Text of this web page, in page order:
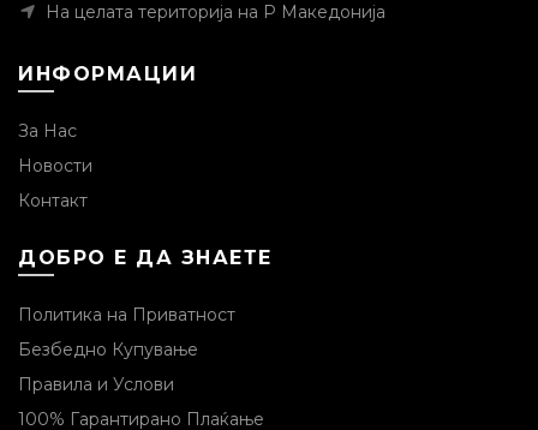
На целата територија на Р Македонија
ИНФОРМАЦИИ
За Нас
Новости
Контакт
ДОБРО Е ДА ЗНАЕТЕ
Политика на Приватност
Безбедно Купување
Правила и Услови
100% Гарантирано Плаќање